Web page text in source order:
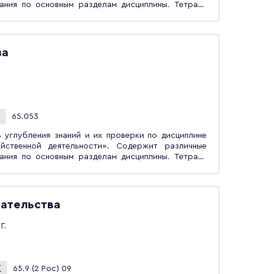
по основным разделам дисциплины. Тетрадь
65.053
знаний и их проверки по дисциплине
деятельности». Содержит различные
по основным разделам дисциплины. Тетрадь
65.9 (2 Рос) 09